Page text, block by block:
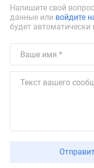
Напишите свой
данные или войдите
будет автоматически